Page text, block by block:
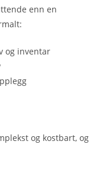
enn en
og inventar‍
og kostbart, og